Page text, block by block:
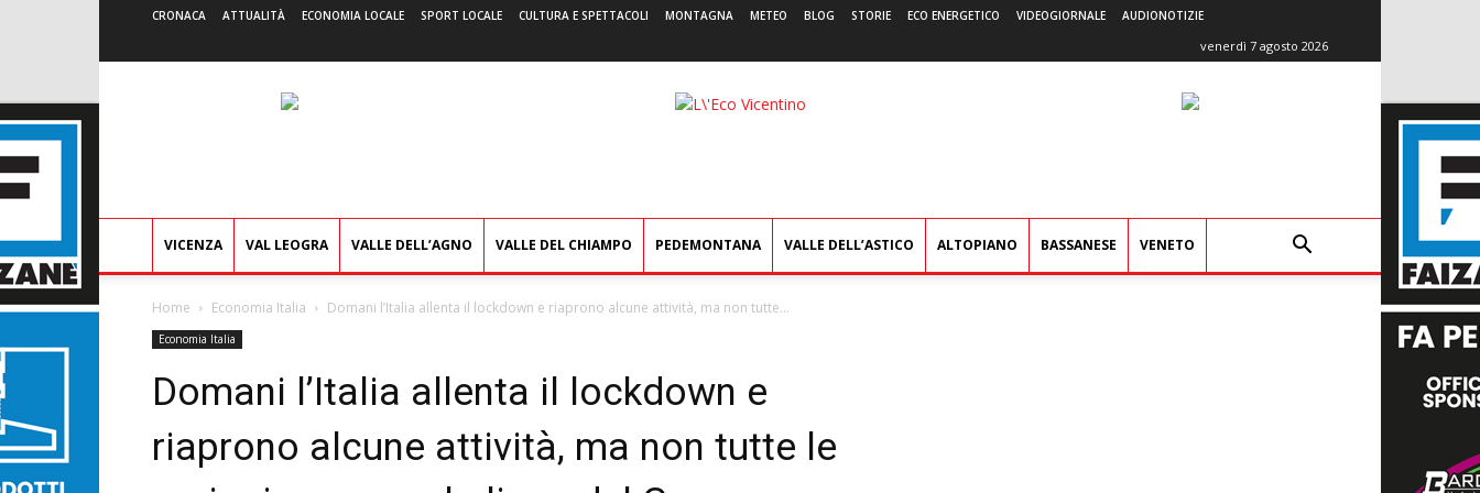
CRONACA ATTUALITÀ ECONOMIA LOCALE SPORT LOCALE CULTURA E SPETTACOLI MONTAGNA METEO BLOG STORIE ECO ENERGETICO VIDEOGIORNALE AUDIONOTIZIE
venerdì 7 agosto 2026
L'Eco
VICENZA VAL LEOGRA VALLE DELL’AGNO VALLE DEL CHIAMPO PEDEMONTANA VALLE DELL’ASTICO ALTOPIANO BASSANESE VENETO
Home Economia Italia Domani l’Italia allenta il lockdown e riaprono alcune attività, ma non tutte...
Economia Italia
Domani l’Italia allenta il lockdown e
riaprono alcune attività, ma non tutte le